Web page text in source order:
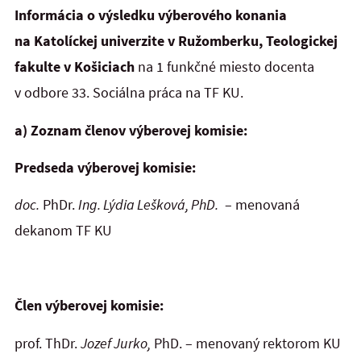
Informácia o výsledku výberového konania
na Katolíckej univerzite v Ružomberku, Teologickej
fakulte v Košiciach na 1 funkčné miesto docenta
v odbore 33. Sociálna práca na TF KU.
a) Zoznam členov výberovej komisie:
Predseda výberovej komisie:
doc. PhDr.Ing. Lýdia Lešková, PhD. – menovaná
dekanom TF KU
Člen výberovej komisie:
prof. ThDr.Jozef Jurko PhD. – menovaný rektorom KU